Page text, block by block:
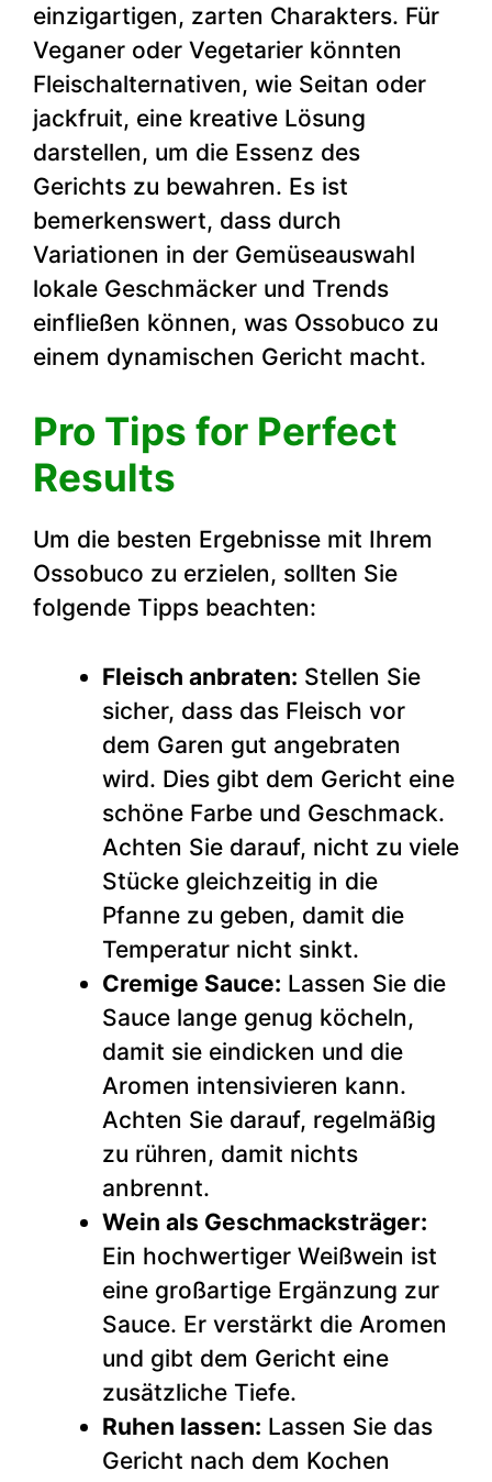
einzigartigen, zarten Charakters. Für
Veganer oder Vegetarier könnten
Fleischalternativen, wie Seitan oder
jackfruit, eine kreative Lösung
darstellen, um die Essenz des
Gerichts zu bewahren. Es ist
bemerkenswert, dass durch
Variationen in der Gemüseauswahl
lokale Geschmäcker und Trends
einfließen können, was Ossobuco zu
einem dynamischen Gericht macht.
Pro Tips for Perfect
Results
Um die besten Ergebnisse mit Ihrem
Ossobuco zu erzielen, sollten Sie
folgende Tipps beachten:
Fleisch anbraten: Stellen Sie
sicher, dass das Fleisch vor
dem Garen gut angebraten
wird. Dies gibt dem Gericht eine
schöne Farbe und Geschmack.
Achten Sie darauf, nicht zu viele
Stücke gleichzeitig in die
Pfanne zu geben, damit die
Temperatur nicht sinkt.
Cremige Sauce: Lassen Sie die
Sauce lange genug köcheln,
damit sie eindicken und die
Aromen intensivieren kann.
Achten Sie darauf, regelmäßig
zu rühren, damit nichts
anbrennt.
Wein als Geschmacksträger:
Ein hochwertiger Weißwein ist
eine großartige Ergänzung zur
Sauce. Er verstärkt die Aromen
und gibt dem Gericht eine
zusätzliche Tiefe.
Ruhen lassen: Lassen Sie das
Gericht nach dem Kochen